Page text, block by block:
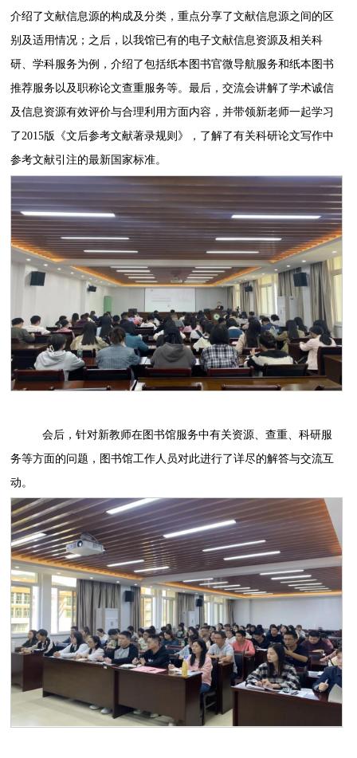
介绍了文献信息源的构成及分类，重点分享了文献信息源之间的区
别及适用情况；之后，以我馆已有的电子文献信息资源及相关科
研、学科服务为例，介绍了包括纸本图书官微导航服务和纸本图书
推荐服务以及职称论文查重服务等。最后，交流会讲解了学术诚信
及信息资源有效评价与合理利用方面内容， 并带领新老师一起学习
了2015版《文后参考文献著录规则》，了解了有关科研论文写作中
参考文献引注的最新国家标准。
会后， 针对新教师在图书馆服务中有关资源、查重、科研服
务等方面的问题，图书馆工作人员对此进行了详尽的解答与交流互
动 。